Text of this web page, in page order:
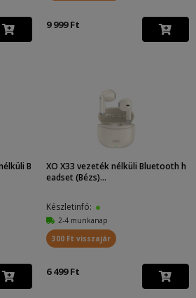
9 999 Ft
B
XO X33 vezeték nélküli Bluetooth h
eadset (Bézs)...
Készletinfó:
2-4 munkanap
300 Ft visszajár
6 499 Ft